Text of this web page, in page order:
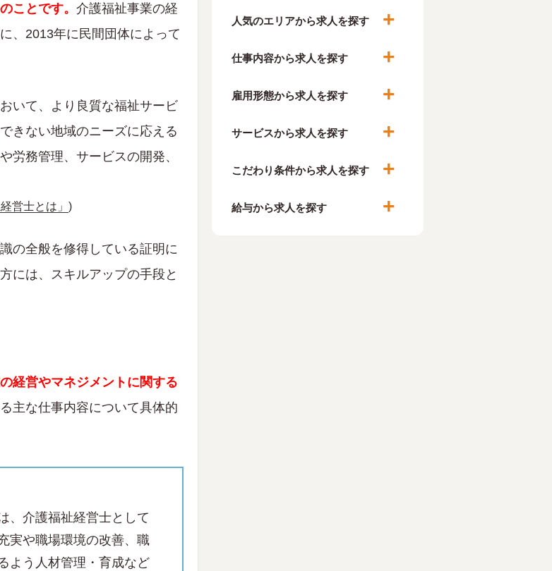
ことです。 介護福祉事業の経
、2013年に民間団体によって
いて、より良質な福祉サービ
きない地域のニーズに応える
労務管理、サービスの開発、
営士とは」 )
の全般を修得している証明に
には、スキルアップの手段と
経営やマネジメントに関する
主な仕事内容について具体的
、介護福祉経営士として
実や職場環境の改善、職
よう人材管理・育成など
人気のエリアから求人を探す
仕事内容から求人を探す
雇用形態から求人を探す
サービスから求人を探す
こだわり条件から求人を探す
給与から求人を探す